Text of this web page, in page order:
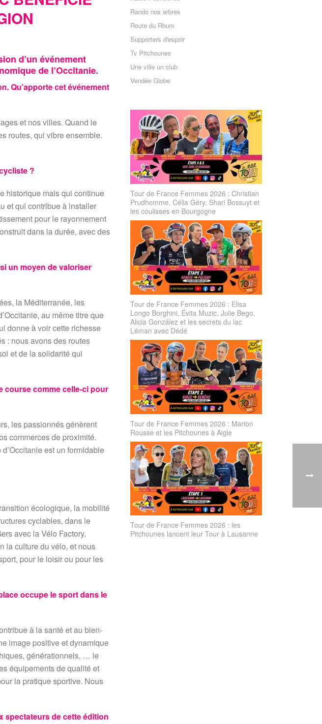
d’un événement
de l’Occitanie.
Qu’apporte cet événement
et nos villes. Quand le
routes, qui vibre ensemble.
?
historique mais qui continue
et qui contribue à installer
pour le rayonnement
dans la durée, avec des
un moyen de valoriser
la Méditerranée, les
au même titre que
donne à voir cette richesse
: nous avons des routes
et de la solidarité qui
course comme celle-ci pour
les passionnés génèrent
commerces de proximité.
est un formidable
écologique, la mobilité
cyclables, dans le
avec la Vélo Factory.
la culture du vélo, et nous
pour le loisir ou pour les
occupe le sport dans le
à la santé et au bien-
image positive et dynamique
générationnels, … le
équipements de qualité et
la pratique sportive. Nous
spectateurs de cette édition
Rando nos arbres
Route du Rhum
Supporters d'espoir
Tv Pitchounes
Une ville un club
Vendée Globe
Tour de France Femmes 2026 : Christian
Prudhomme, Célia Géry, Shari Bossuyt et
les coulisses en Bourgogne
Tour de France Femmes 2026 : Elisa
Longo Borghini, Évita Muzic, Julie Bego,
Alicia González et les secrets du lac
Léman avec Dédé
Tour de France Femmes 2026 : Marion
Rousse et les Pitchounes à Aigle
Tour de France Femmes 2026 : les
Pitchounes lancent leur Tour à Lausanne